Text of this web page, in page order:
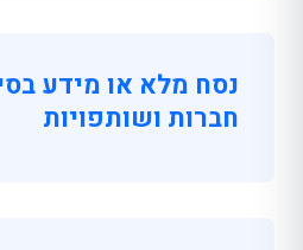
נסח מלא או מידע
חברות ושותפויות